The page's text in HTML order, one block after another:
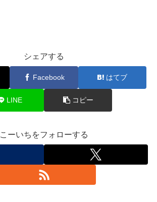
シェアする
Facebook はてブ
LINE コピー
こーいちをフォローする